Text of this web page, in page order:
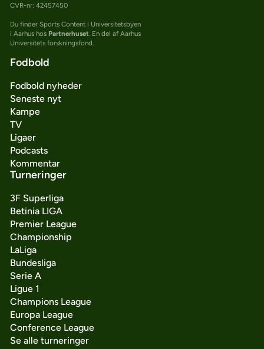
CVR-nr: 42457450
Du finder Sports Content i Universitetsbyen
i Aarhus hos Partnerhuset. En del af Aarhus
Universitets forskningsfond.
Fodbold
Fodbold nyheder
Seneste nyt
Kampe
TV
Ligaer
Podcasts
Kommentar
Turneringer
3F Superliga
Betinia LIGA
Premier League
Championship
LaLiga
Bundesliga
Serie A
Ligue 1
Champions League
Europa League
Conference League
Se alle turneringer